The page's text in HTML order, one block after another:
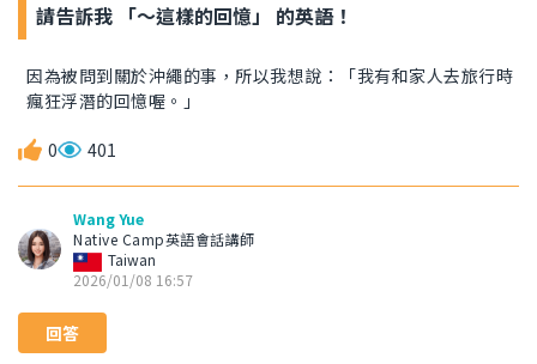
請告訴我 「～這樣的回憶」 的英語！
因為被問到關於沖繩的事，所以我想說：「我有和家人去旅行時
瘋狂浮潛的回憶喔。」
0 401
Wang Yue
Native Camp英語會話講師
Taiwan
2026/01/08 16:57
回答